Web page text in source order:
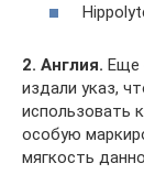
2. Англия. Еще
издали указ,
использовать
особую
мягкость